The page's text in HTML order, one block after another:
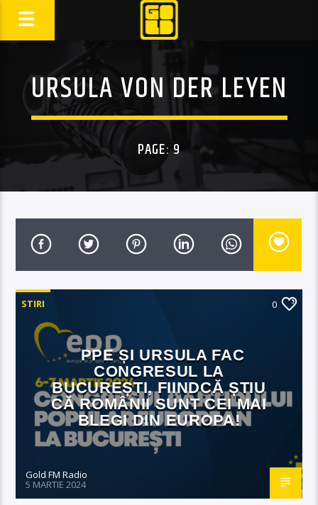
URSULA VON DER LEYEN
PAGE: 9
STIRI 0
PPE ȘI URSULA FAC
CONGRESUL LA
BUCUREȘTI, FIINDCĂ ȘTIU
CĂ ROMÂNII SUNT CEI MAI
BLEGI DIN EUROPA!
Gold FM Radio
5 MARTIE 2024